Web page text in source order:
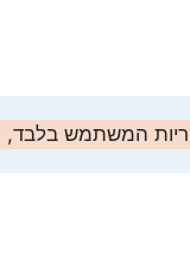
המשתמש בלבד,